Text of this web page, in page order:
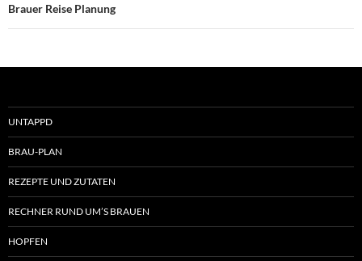
Brauer Reise Planung
UNTAPPD
BRAU-PLAN
REZEPTE UND ZUTATEN
RECHNER RUND UM’S BRAUEN
HOPFEN